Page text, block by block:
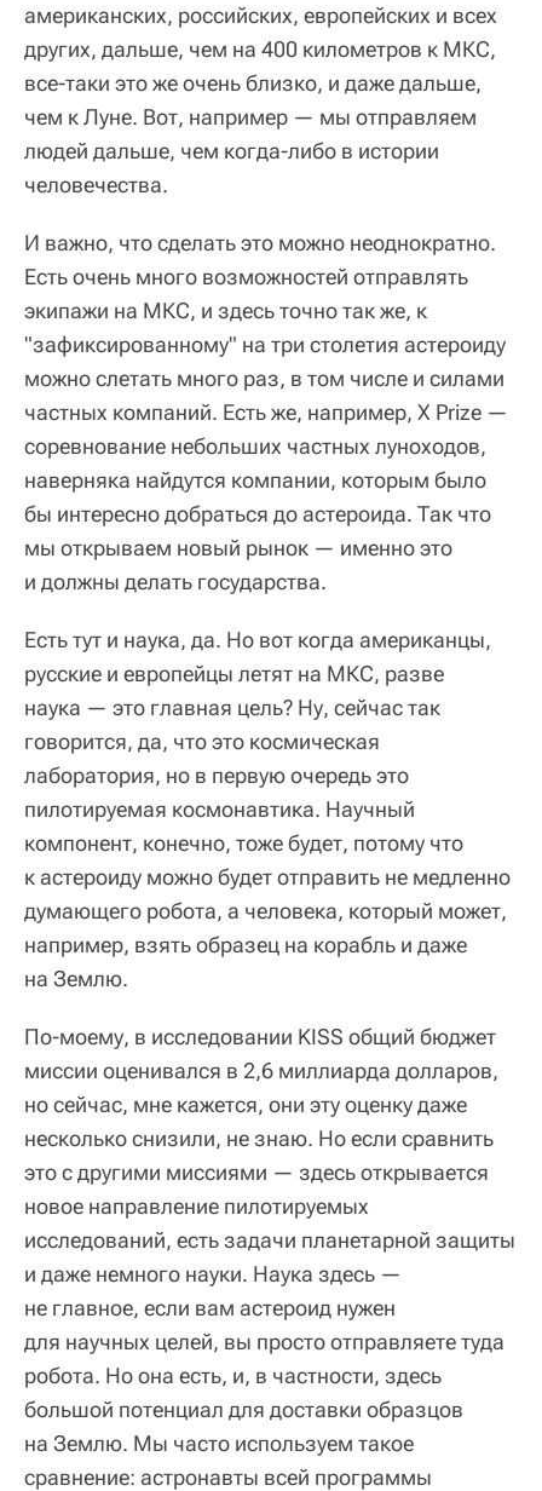
американских, российских, европейских и всех
других, дальше, чем на 400 километров к МКС,
все-таки это же очень близко, и даже дальше,
чем к Луне. Вот, например — мы отправляем
людей дальше, чем когда-либо в истории
человечества.
И важно, что сделать это можно неоднократно.
Есть очень много возможностей отправлять
экипажи на МКС, и здесь точно так же, к
"зафиксированному" на три столетия астероиду
можно слетать много раз, в том числе и силами
частных компаний. Есть же, например, X Prize —
соревнование небольших частных луноходов,
наверняка найдутся компании, которым было
бы интересно добраться до астероида. Так что
мы открываем новый рынок — именно это
и должны делать государства.
Есть тут и наука, да. Но вот когда американцы,
русские и европейцы летят на МКС, разве
наука — это главная цель? Ну, сейчас так
говорится, да, что это космическая
лаборатория, но в первую очередь это
пилотируемая космонавтика. Научный
компонент, конечно, тоже будет, потому что
к астероиду можно будет отправить не медленно
думающего робота, а человека, который может,
например, взять образец на корабль и даже
на Землю.
По-моему, в исследовании KISS общий бюджет
миссии оценивался в 2,6 миллиарда долларов,
но сейчас, мне кажется, они эту оценку даже
несколько снизили, не знаю. Но если сравнить
это с другими миссиями — здесь открывается
новое направление пилотируемых
исследований, есть задачи планетарной защиты
и даже немного науки. Наука здесь —
не главное, если вам астероид нужен
для научных целей, вы просто отправляете туда
робота. Но она есть, и, в частности, здесь
большой потенциал для доставки образцов
на Землю. Мы часто используем такое
сравнение: астронавты всей программы